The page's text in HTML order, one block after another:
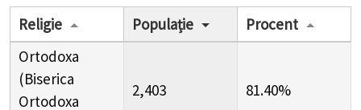
Religie Populație
Procent
Ortodoxa
(Biserica
Ortodoxa
2,403 81.40%